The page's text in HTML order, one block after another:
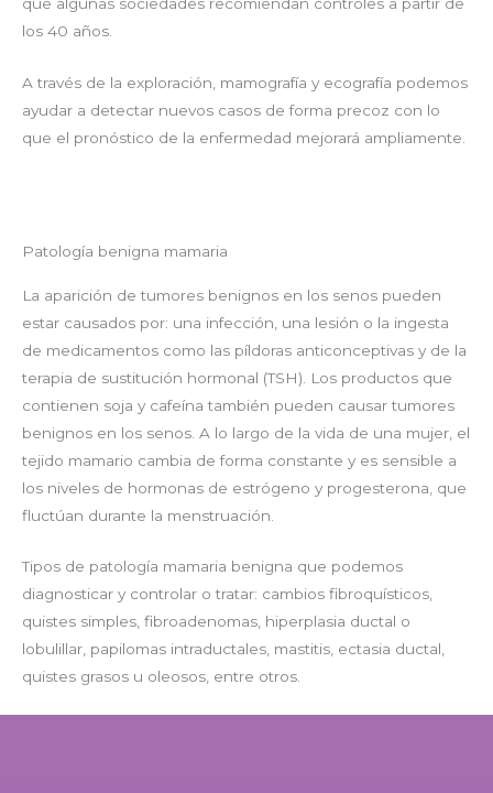
los 40 años.
A través de la exploración, mamografía y ecografía podemos
ayudar a detectar nuevos casos de forma precoz con lo
que el pronóstico de la enfermedad mejorará ampliamente.
Patología benigna mamaria
La aparición de tumores benignos en los senos pueden
estar causados por: una infección, una lesión o la ingesta
de medicamentos como las píldoras anticonceptivas y de la
terapia de sustitución hormonal (TSH). Los productos que
contienen soja y cafeína también pueden causar tumores
benignos en los senos. A lo largo de la vida de una mujer, el
tejido mamario cambia de forma constante y es sensible a
los niveles de hormonas de estrógeno y progesterona, que
fluctúan durante la menstruación.
Tipos de patología mamaria benigna que podemos
diagnosticar y controlar o tratar: cambios fibroquísticos,
quistes simples, fibroadenomas, hiperplasia ductal o
lobulillar, papilomas intraductales, mastitis, ectasia ductal,
quistes grasos u oleosos, entre otros.